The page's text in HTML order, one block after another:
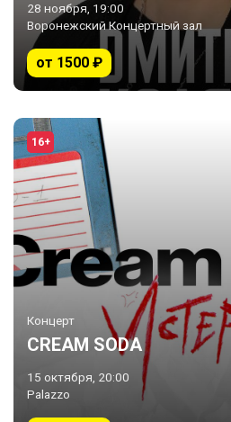
28 ноября, 19:00
Воронежский Концертный зал
от 1500 ₽
16+
Концерт
CREAM SODA
15 октября, 20:00
Palazzo